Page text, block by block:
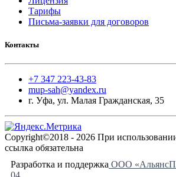
Тарифы
Письма-заявки для договоров
Контакты
+7 347 223-43-83
mup-sah@yandex.ru
г. Уфа, ул. Малая Гражданская, 35
Copyright©2018 - 2026 При
ссылка обязательна
Разработка и поддержка ООО
04